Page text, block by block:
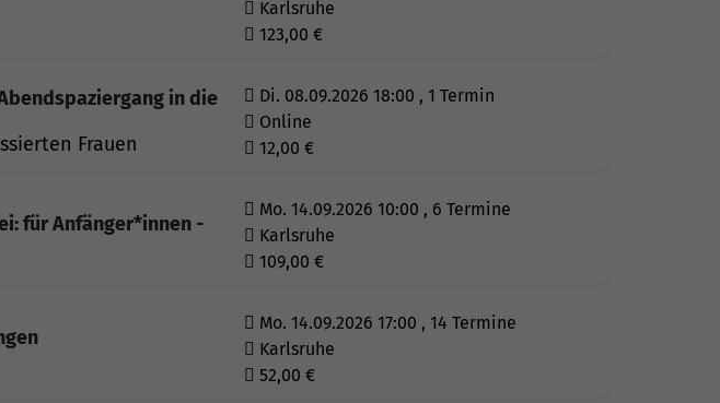
Karlsruhe
123,00 €
in die
Frauen
Di. 08.09.2026 18:00 , 1 Termin
Online
12,00 €
für Anfänger*innen -
Mo. 14.09.2026 10:00 , 6 Termine
Karlsruhe
109,00 €
Mo. 14.09.2026 17:00 , 14 Termine
Karlsruhe
52,00 €